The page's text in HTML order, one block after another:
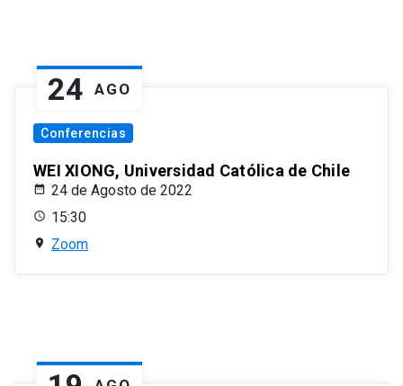
24 AGO
Conferencias
WEI XIONG, Universidad Católica de Chile
24 de Agosto de 2022
15:30
Zoom